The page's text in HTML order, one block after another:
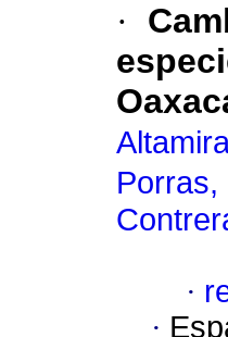
·
Porras,
·
·